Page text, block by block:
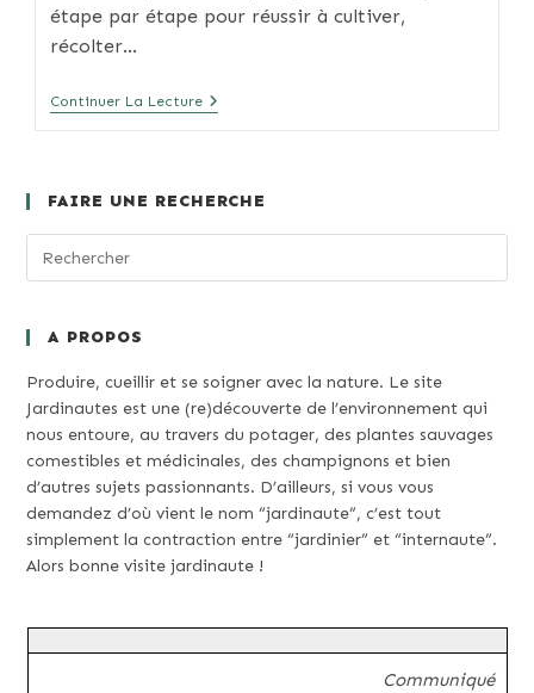
étape par étape pour réussir à cultiver,
récolter…
Continuer La LectureHaricot
Lingot,
Au
FAIRE UNE RECHERCHE
A PROPOS
Produire, cueillir et se soigner avec la nature. Le site
Jardinautes est une (re)découverte de l’environnement qui
nous entoure, au travers du potager, des plantes sauvages
comestibles et médicinales, des champignons et bien
d’autres sujets passionnants. D’ailleurs, si vous vous
demandez d’où vient le nom “jardinaute”, c’est tout
simplement la contraction entre “jardinier” et “internaute”.
Alors bonne visite jardinaute !
Communiqué